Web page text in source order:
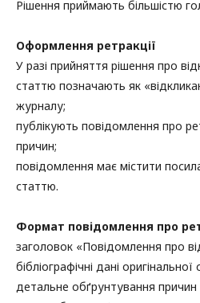
Рішення приймають більшістю
Оформлення ретракції
У разі прийняття рішення про
статтю позначають як
журналу;
публікують повідомлення про
причин;
повідомлення має містити
статтю.
Формат повідомлення про
заголовок «Повідомлення про
бібліографічні дані оригінальної
детальне обґрунтування причин